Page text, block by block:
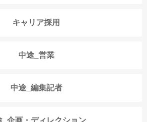
キャリア採用
中途_営業
中途_編集記者